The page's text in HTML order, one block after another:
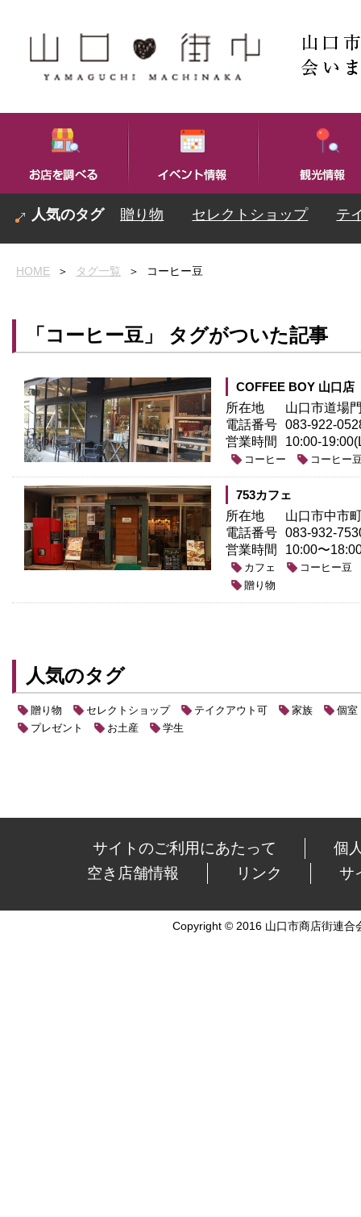
贈り物 セレクトショップ テ
HOME ＞ タグ一覧 ＞ コーヒー豆
「コーヒー豆」 タグがついた記事
COFFEE BOY 山口店
所在地
山口市道場
電話番号 083-922-
営業時間
10:00-
コーヒー コーヒー
753カフェ
所在地
山口市中市
電話番号 083-932-
営業時間
10:00〜
カフェ
コーヒー豆
贈り物
人気のタグ
贈り物 セレクトショップ テイクアウト可 家族
個室
プレゼント
お土産 学生
サイトのご利用にあたって
個
空き店舗情報
リンク サ
Copyright © 2016 山口市商店街連合